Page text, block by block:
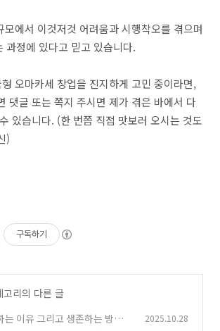
모에서 이것저것 어려움과 시행착오를 겪으며
과정에 있다고 믿고 있습니다.
오마카세 창업을 진지하게 고민 중이라면,
댓글 또는 쪽지 주시면 제가 겪은 바에서 다
있습니다. (한 번쯤 직접 맛보러 오시는 것도
)
구독하기
고리의 다른 글
는 이유 그리고 생존하는 방법
2025.10.28